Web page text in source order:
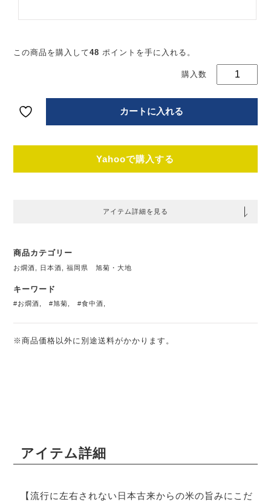
この商品を購入して48 ポイントを手に入れる。
号
【
カートに入れる
Yahooで購入する
アイテム詳細を見る
商品カテゴリー
お燗酒 日本酒 ,福岡県 旭菊・大地
キーワード
#お燗酒 ,#旭菊 ,#食中酒
※商品価格以外に別途送料がかかります。
アイテム詳細
【流行に左右されない日本古来からの米の旨みにこだ